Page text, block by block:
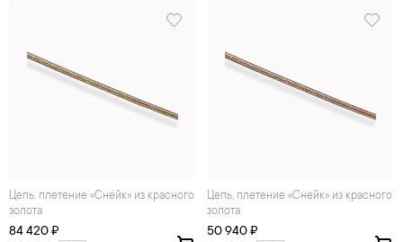
Цепь, плетение «Снейк» из красного
золота
84 420 ₽
Цепь, плетение «Снейк» из красного
золота
50 940 ₽